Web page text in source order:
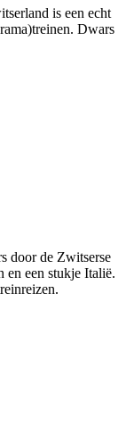
is een echt
Dwars
door de Zwitserse
en een stukje Italië.